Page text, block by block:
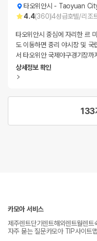
타오위안시 - Taoyuan City
4.4(360)4성급호텔/리조
타오위안시 중심에 자리한 르
도 이동하면 중리 야시장 및 국
서 타오위안 국제야구경기장
상세정보 확인
133
카모아 서비스
제주렌트단기렌트해외렌트월렌트
자주 묻는 질문카모아 TIP사이트맵